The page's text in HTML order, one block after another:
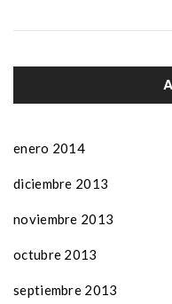
enero 2014
diciembre 2013
noviembre 2013
octubre 2013
septiembre 2013